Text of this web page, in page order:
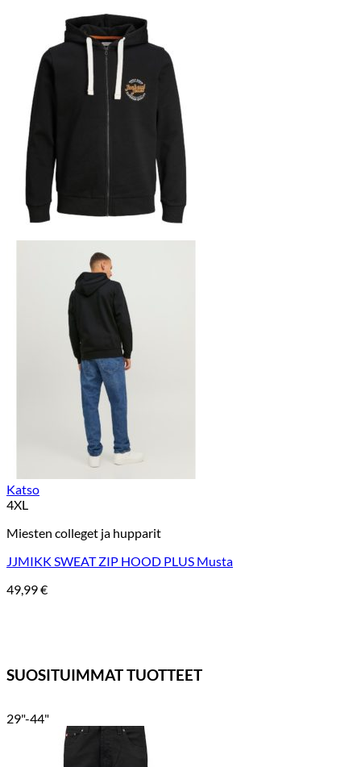
Katso
4XL
Miesten colleget ja hupparit
JJMIKK SWEAT ZIP HOOD PLUS Musta
49,99€
SUOSITUIMMAT TUOTTEET
29"-44"